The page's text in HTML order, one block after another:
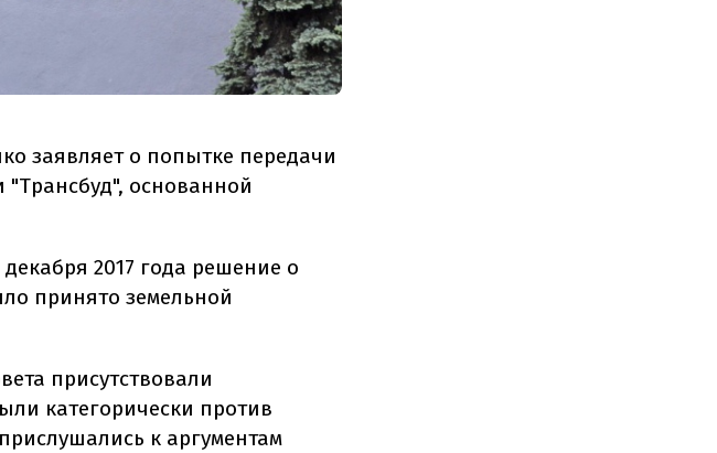
заявляет о попытке передачи
"Трансбуд", основанной
декабря 2017 года решение о
принято земельной
присутствовали
категорически против
к аргументам